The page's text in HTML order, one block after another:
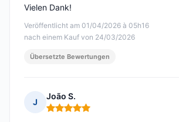
Veröffentlicht am 01/04/2026 à 05h16
nach einem Kauf von 24/03/2026
Vielen Dank!
Übersetzte Bewertungen
J
João S.
Hinweis: 5 von 5